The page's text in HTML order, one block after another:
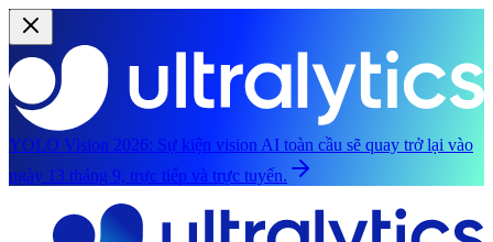
YOLO Vision 2026: Sự kiện vision AI toàn cầu sẽ quay trở lại vào
ngày 13 tháng 9, trực tiếp và trực tuyến.